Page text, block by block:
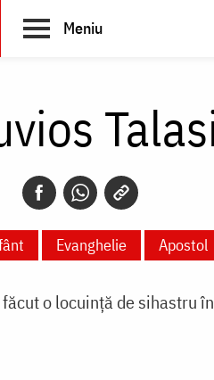
Meniu
Evanghelie Apostol
o locuință de sihastru